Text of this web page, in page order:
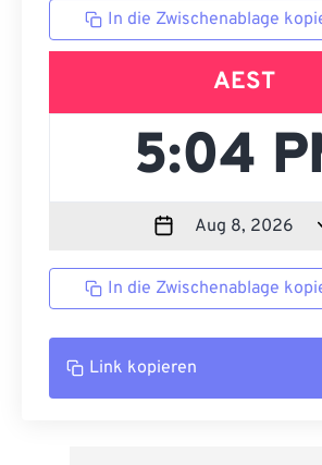
In die Zwischenablage
AEST
In die Zwischenablage
Link kopieren